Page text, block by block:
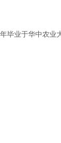
毕业于华中农业